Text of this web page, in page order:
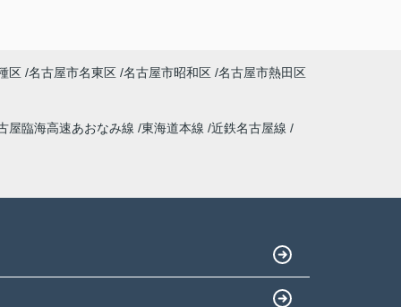
区 名古屋市名東区 名古屋市昭和区 名古屋市熱田区
屋臨海高速あおなみ線 東海道本線 近鉄名古屋線